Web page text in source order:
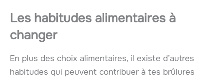
Les habitudes alimentaires à
changer
En plus des choix alimentaires, il existe d’autres
habitudes qui peuvent contribuer à tes brûlures